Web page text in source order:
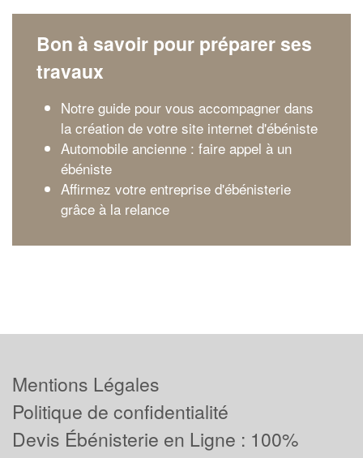
Bon à savoir pour préparer ses
travaux
Notre guide pour vous accompagner dans
la création de votre site internet d'ébéniste
Automobile ancienne : faire appel à un
ébéniste
Affirmez votre entreprise d'ébénisterie
grâce à la relance
Mentions Légales
Politique de confidentialité
Devis Ébénisterie en Ligne : 100%